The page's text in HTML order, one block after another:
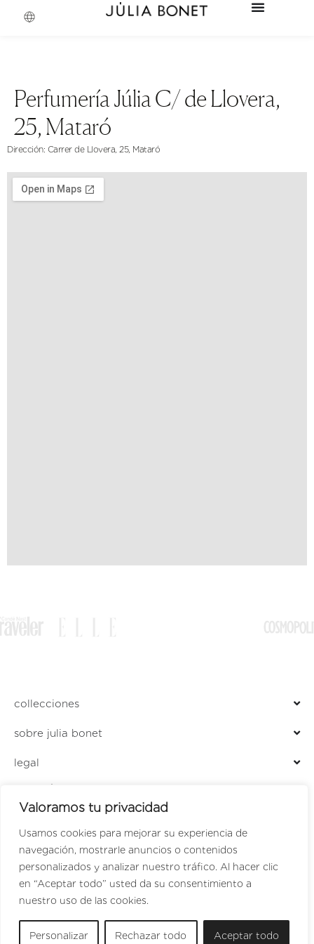
Valoramos tu privacidad
Usamos cookies para mejorar su experiencia de
navegación, mostrarle anuncios o contenidos
personalizados y analizar nuestro tráfico. Al hacer clic
en “Aceptar todo” usted da su consentimiento a
nuestro uso de las cookies.
Personalizar Rechazar todo Aceptar todo
Perfumería Júlia C/ de Llovera,
25, Mataró
Dirección: Carrer de Llovera, 25, Mataró
collecciones
sobre julia bonet
legal
LOCALIZADOR DE TIENDAS
PERFUMERÍA JULIA